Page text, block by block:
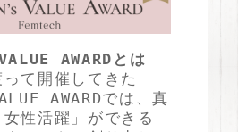
AWARDとは
て開催してきた
AWARDでは、真
性活躍」ができる